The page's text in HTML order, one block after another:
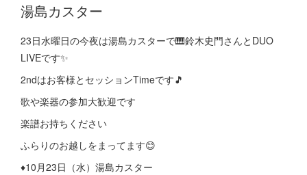
湯島カスター
23日水曜日の今夜は湯島カスターで🎹鈴木史門さんとDUO
LIVEです✨
2ndはお客様とセッションTimeです🎵
歌や楽器の参加大歓迎です
楽譜お持ちください
ふらりのお越しをまってます😊
♦︎10月23日（水）湯島カスター